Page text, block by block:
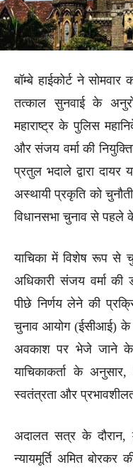
बॉम्बे हाईकोर्ट ने
तत्काल सुनवाई के
महाराष्ट्र के पुलिस
और संजय वर्मा की
प्रतुल भदाले द्वारा दायर
अस्थायी प्रकृति को
विधानसभा चुनाव से पहले
याचिका में विशेष रूप से
अधिकारी संजय वर्मा
पीछे निर्णय लेने की
चुनाव आयोग (ईसीआई) के
अवकाश पर भेजे जाने के
याचिकाकर्ता के
स्वतंत्रता और
अदालत सत्र के दौरान,
न्यायमूर्ति अमित बोरकर